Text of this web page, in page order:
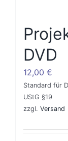
DVD
12,00 €
Standard für
UStG §19
zzgl. Versand